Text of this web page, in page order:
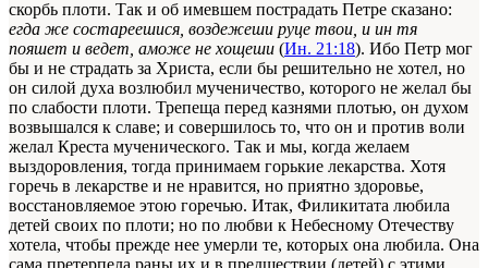
скорбь плоти. Так и об имевшем пострадать Петре сказано:
егда же состареешися, воздежеши руце твои, и ин тя
пояшет и ведет, аможе не хощеши (Ин. 21:18). Ибо Петр мог
бы и не страдать за Христа, если бы решительно не хотел, но
он силой духа возлюбил мученичество, которого не желал бы
по слабости плоти. Трепеща перед казнями плотью, он духом
возвышался к славе; и совершилось то, что он и против воли
желал Креста мученического. Так и мы, когда желаем
выздоровления, тогда принимаем горькие лекарства. Хотя
горечь в лекарстве и не нравится, но приятно здоровье,
восстановляемое этою горечью. Итак, Филикитата любила
детей своих по плоти; но по любви к Небесному Отечеству
хотела, чтобы прежде нее умерли те, которых она любила. Она
сама претерпела раны их и в предшествии (детей) с этими